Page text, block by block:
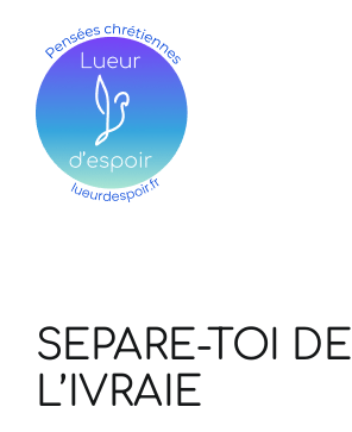
contenu
SEPARE-TOI DE
L’IVRAIE